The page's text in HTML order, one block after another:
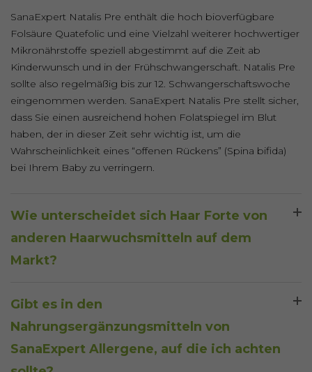
SanaExpert Natalis Pre enthält die hoch bioverfügbare
Folsäure Quatefolic und eine Vielzahl weiterer hochwertiger
Mikronährstoffe speziell abgestimmt auf die Zeit ab
Kinderwunsch und in der Frühschwangerschaft. Natalis Pre
sollte also regelmäßig bis zur 12. Schwangerschaftswoche
eingenommen werden. SanaExpert Natalis Pre stellt sicher,
dass Sie einen ausreichend hohen Folatspiegel im Blut
haben, der in dieser Zeit sehr wichtig ist, um die
Wahrscheinlichkeit eines “offenen Rückens” (Spina bifida)
bei Ihrem Baby zu verringern.
Wie unterscheidet sich Haar Forte von
anderen Haarwuchsmitteln auf dem
Markt?
von anderen Präparaten, da es eine genau auf die
Bedürfnisse der Haarwurzel und des Haares abgestimmte
Kombination aus hochwertigen Mikronährstoffen hat, die
zum täglichen Verzehr geeignet sind.
Gibt es in den
Nahrungsergänzungsmitteln von
SanaExpert Allergene, auf die ich achten